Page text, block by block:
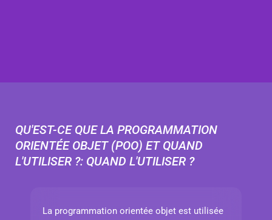
QU'EST-CE QUE LA PROGRAMMATION
ORIENTÉE OBJET (POO) ET QUAND
L'UTILISER ?: QUAND L'UTILISER ?
La programmation orientée objet est utilisée